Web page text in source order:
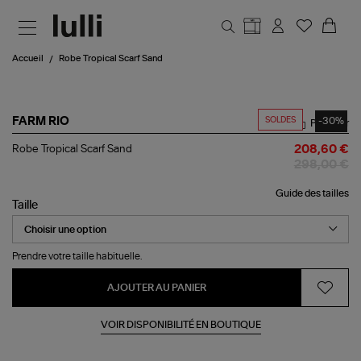
Accueil Robe Tropical Scarf Sand
SOLDES -30%
FARM RIO
Robe
Partager
Robe Tropical Scarf Sand 208,60 €
Guide des tailles
Taille
Prendre votre taille habituelle.
AJOUTER AU PANIER
VOIR DISPONIBILITÉ EN BOUTIQUE